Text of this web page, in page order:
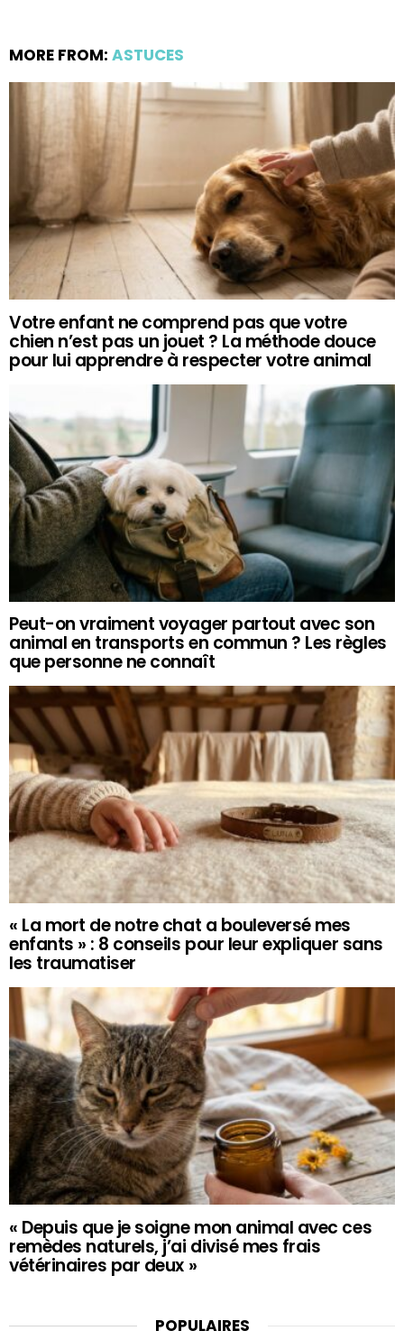
MORE FROM: ASTUCES
Votre enfant ne comprend pas que votre
chien n’est pas un jouet ? La méthode douce
pour lui apprendre à respecter votre animal
Peut-on vraiment voyager partout avec son
animal en transports en commun ? Les règles
que personne ne connaît
« La mort de notre chat a bouleversé mes
enfants » : 8 conseils pour leur expliquer sans
les traumatiser
« Depuis que je soigne mon animal avec ces
remèdes naturels, j’ai divisé mes frais
vétérinaires par deux »
POPULAIRES